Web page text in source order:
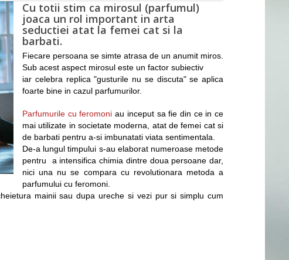
Cu totii stim ca mirosul (parfumul)
joaca un rol important in arta
seductiei atat la femei cat si la
barbati.
Fiecare persoana se simte atrasa de un anumit miros.
Sub acest aspect mirosul este un factor subiectiv
iar celebra replica "gusturile nu se discuta" se aplica
foarte bine in cazul parfumurilor.
Parfumurile cu feromoni au inceput sa fie din ce in ce
mai utilizate in societate moderna, atat de femei cat si
de barbati pentru a-si imbunatati viata sentimentala.
De-a lungul timpului s-au elaborat numeroase metode
pentru a intensifica chimia dintre doua persoane dar,
nici una nu se compara cu revolutionara metoda a
parfumului cu feromoni.
mainii sau dupa ureche si vezi pur si simplu cum